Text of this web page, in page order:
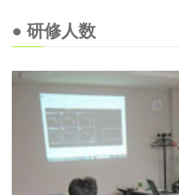
● 研修人数